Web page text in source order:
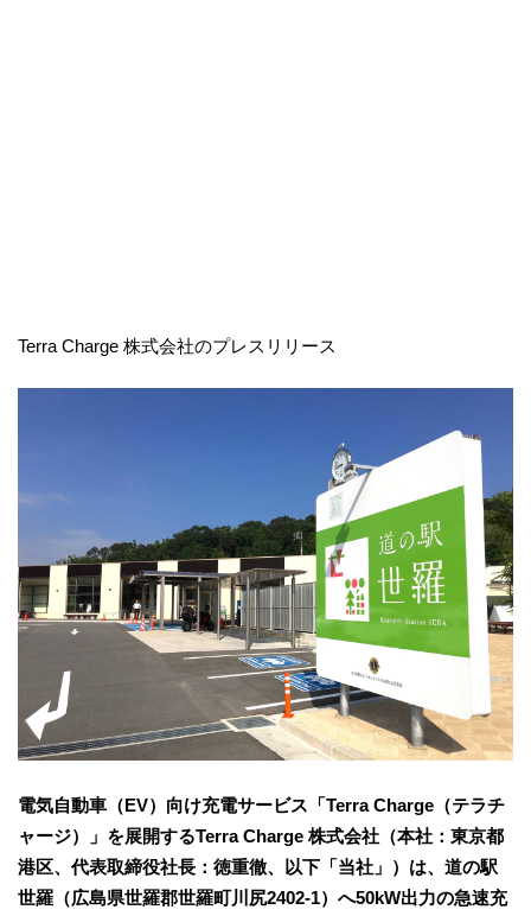
Terra Charge 株式会社のプレスリリース
電気自動車（EV）向け充電サービス「Terra Charge（テラチ
ャージ）」を展開するTerra Charge 株式会社（本社：東京都
港区、代表取締役社長：徳重徹、以下「当社」）は、道の駅
世羅（広島県世羅郡世羅町川尻2402-1）へ50kW出力の急速充